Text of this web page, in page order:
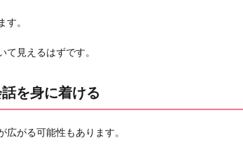
。
て見えるはずです。
を身に着ける
がる可能性もあります。